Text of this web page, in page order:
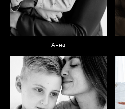
Анна